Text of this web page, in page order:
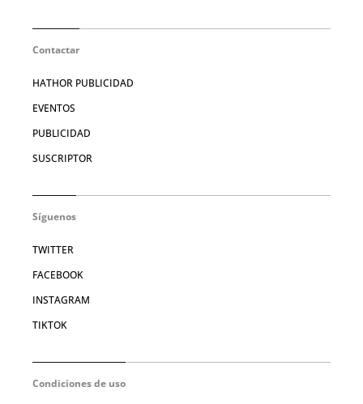
Contactar
HATHOR PUBLICIDAD
EVENTOS
PUBLICIDAD
SUSCRIPTOR
Síguenos
TWITTER
FACEBOOK
INSTAGRAM
TIKTOK
Condiciones de uso